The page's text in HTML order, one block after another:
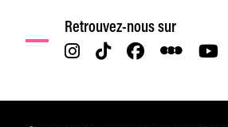
Retrouvez-nous sur